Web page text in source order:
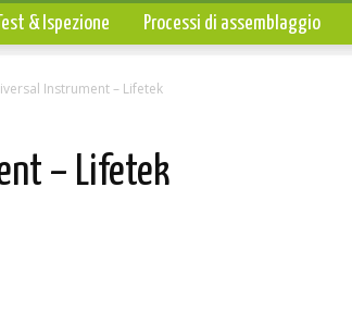
Test & Ispezione Processi di assemblaggio
Instrument – Lifetek
– Lifetek